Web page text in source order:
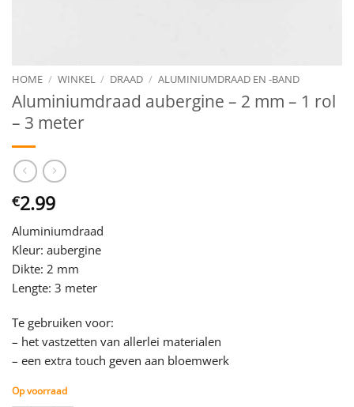
HOME / WINKEL / DRAAD / ALUMINIUMDRAAD EN -BAND
Aluminiumdraad aubergine – 2 mm – 1 rol
– 3 meter
€2.99
Aluminiumdraad
Kleur: aubergine
Dikte: 2 mm
Lengte: 3 meter
Te gebruiken voor:
– het vastzetten van allerlei materialen
– een extra touch geven aan bloemwerk
Op voorraad